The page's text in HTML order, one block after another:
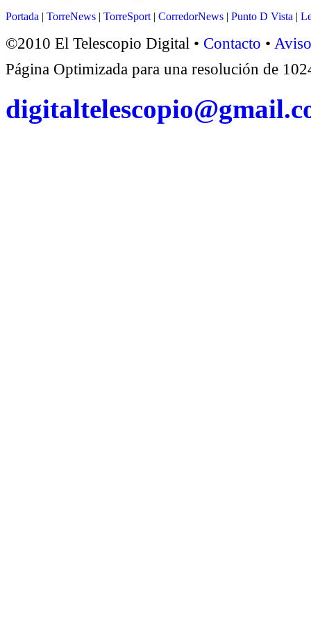
Portada | TorreNews | TorreSport | CorredorNews | Punto D Vista |
©2010 El Telescopio Digital • Contacto •
Página Optimizada para una resolución de